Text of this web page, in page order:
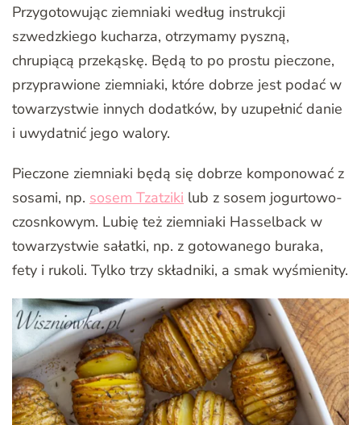
Przygotowując ziemniaki według instrukcji
szwedzkiego kucharza, otrzymamy pyszną,
chrupiącą przekąskę. Będą to po prostu pieczone,
przyprawione ziemniaki, które dobrze jest podać w
towarzystwie innych dodatków, by uzupełnić danie
i uwydatnić jego walory.
Pieczone ziemniaki będą się dobrze komponować z
sosami, np. sosem Tzatziki lub z sosem jogurtowo-
czosnkowym. Lubię też ziemniaki Hasselback w
towarzystwie sałatki, np. z gotowanego buraka,
fety i rukoli. Tylko trzy składniki, a smak wyśmienity.